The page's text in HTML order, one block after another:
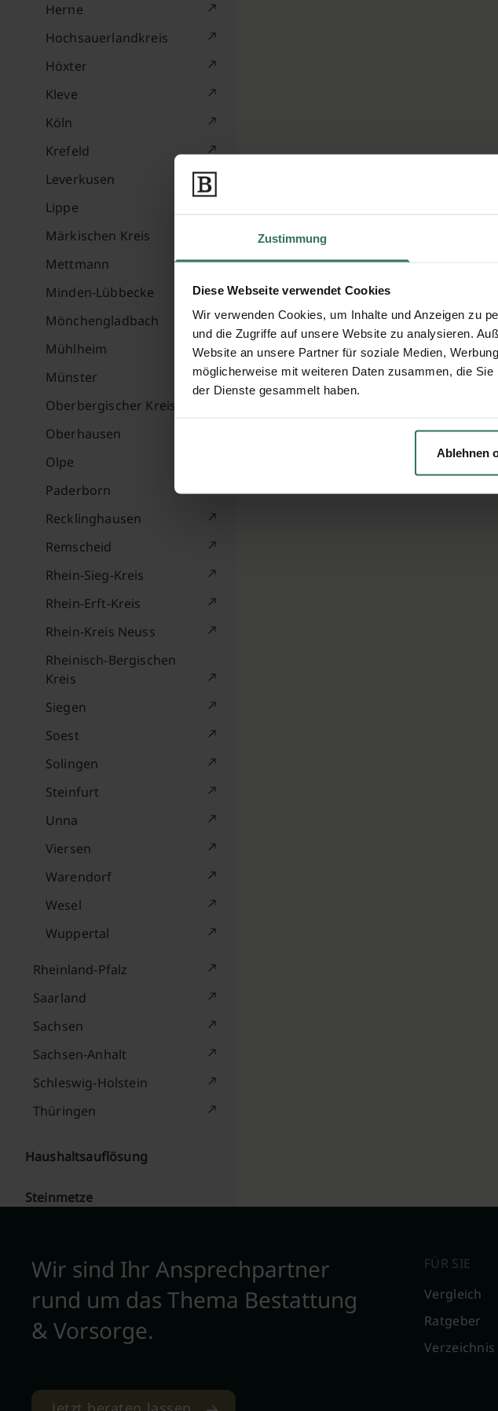
Zustimmung
Diese Webseite verwendet Cookies
Wir verwenden Cookies, um Inhalte und Anzeigen zu
und die Zugriffe auf unsere Website zu analysieren.
Website an unsere Partner für soziale Medien,
möglicherweise mit weiteren Daten zusammen, die
der Dienste gesammelt haben.
Ablehnen
Herne
Hochsauerlandkreis
Höxter
Kleve
Köln
Krefeld
Leverkusen
Lippe
Märkischen Kreis
Mettmann
Minden-Lübbecke
Mönchengladbach
Mühlheim
Münster
Oberbergischer Kreis
Oberhausen
Olpe
Paderborn
Recklinghausen
Remscheid
Rhein-Sieg-Kreis
Rhein-Erft-Kreis
Rhein-Kreis Neuss
Rheinisch-Bergischen
Kreis
Siegen
Soest
Solingen
Steinfurt
Unna
Viersen
Warendorf
Wesel
Wuppertal
Rheinland-Pfalz
Saarland
Sachsen
Sachsen-Anhalt
Schleswig-Holstein
Thüringen
Haushaltsauflösung
Steinmetze
Wir sind Ihr Ansprechpartner
rund um das Thema Bestattung
& Vorsorge.
FÜR SIE
Vergleich
Ratgeber
Verzeichnis